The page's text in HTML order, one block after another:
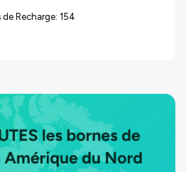
de Recharge: 154